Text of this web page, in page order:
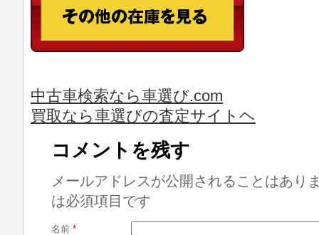
中古車検索なら車選び.com
買取なら車選びの査定サイトヘ
コメントを残す
メールアドレスが公開されることはあり
は必須項目です
名前 *